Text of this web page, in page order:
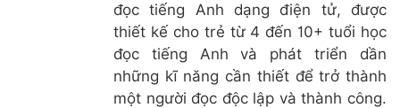
đọc tiếng Anh dạng điện tử, được
thiết kế cho trẻ từ 4 đến 10+ tuổi học
đọc tiếng Anh và phát triển dần
những kĩ năng cần thiết để trở thành
một người đọc độc lập và thành công.